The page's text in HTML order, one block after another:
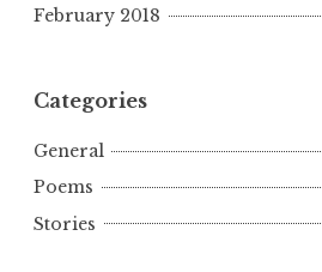
February 2018
Categories
General
Poems
Stories